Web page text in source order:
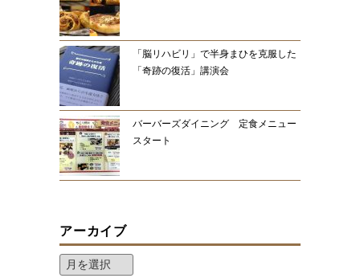
「脳リハビリ」で半身まひを克服した
「奇跡の復活」講演会
バーバーズダイニング 定食メニュー
スタート
アーカイブ